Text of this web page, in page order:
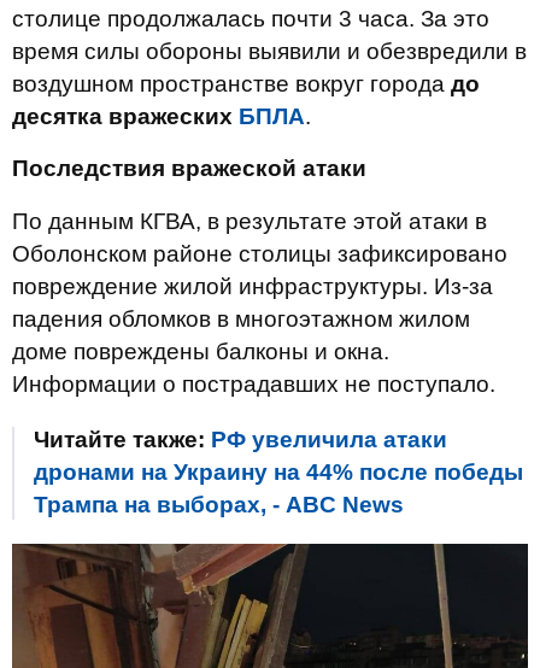
столице продолжалась почти 3 часа. За это
время силы обороны выявили и обезвредили в
воздушном пространстве вокруг города до
десятка вражеских БПЛА.
Последствия вражеской атаки
По данным КГВА, в результате этой атаки в
Оболонском районе столицы зафиксировано
повреждение жилой инфраструктуры. Из-за
падения обломков в многоэтажном жилом
доме повреждены балконы и окна.
Информации о пострадавших не поступало.
Читайте также: РФ увеличила атаки
дронами на Украину на 44% после победы
Трампа на выборах, - ABC News